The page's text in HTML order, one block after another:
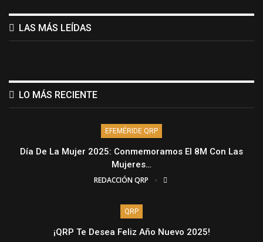
LAS MÁS LEÍDAS
LO MÁS RECIENTE
EFEMÉRIDE QRP
Día De La Mujer 2025: Conmemoramos El 8M Con Las
Mujeres…
REDACCIÓN QRP
QRP
¡QRP Te Desea Feliz Año Nuevo 2025!